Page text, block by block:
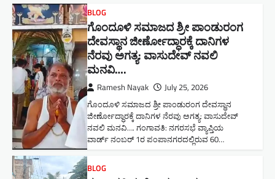
BLOG
ಗೊಂದೂಳಿ ಸಮಾಜದ ಶ್ರೀ ಪಾಂಡುರಂಗ
ದೇವಸ್ಥಾನ ಜೀರ್ಣೋದ್ಧಾರಕ್ಕೆ ದಾನಿಗಳ
ನೆರವು ಅಗತ್ಯ: ವಾಸುದೇವ್ ನವಲಿ
ಮನವಿ​….
Ramesh Nayak July 25, 2026
ಗೊಂದೂಳಿ ಸಮಾಜದ ಶ್ರೀ ಪಾಂಡುರಂಗ ದೇವಸ್ಥಾನ
ಜೀರ್ಣೋದ್ಧಾರಕ್ಕೆ ದಾನಿಗಳ ನೆರವು ಅಗತ್ಯ: ವಾಸುದೇವ್
ನವಲಿ ಮನವಿ​…. ಗಂಗಾವತಿ: ​ನಗರಸಭೆ ವ್ಯಾಪ್ತಿಯ
ವಾರ್ಡ್ ನಂಬರ್ 1ರ ಪಂಪಾನಗರದಲ್ಲಿರುವ 60…
BLOG